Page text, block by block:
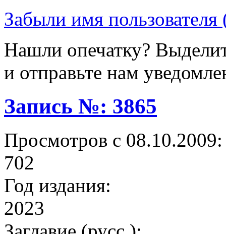
Забыли имя пользователя
Нашли опечатку?
и отправьте нам
Запись №: 3865
Просмотров с 08.10.2009:
702
Год издания:
2023